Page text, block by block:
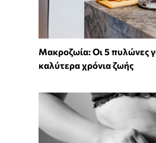
Mακροζωία: Οι 5 πυλώνες
καλύτερα χρόνια ζωής